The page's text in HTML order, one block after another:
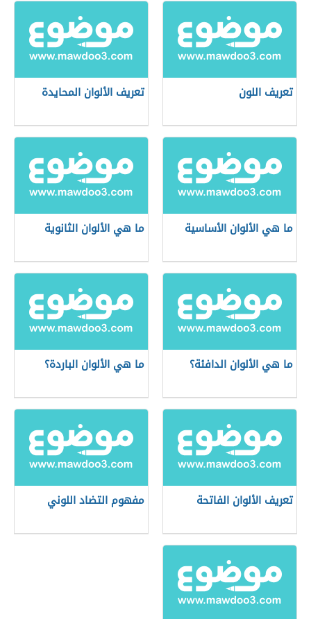
تعريف اللون تعريف الألوان المحايدة
ما هي الألوان الأساسية ما هي الألوان الثانوية
ما هي الألوان الدافئة؟ ما هي الألوان الباردة؟
تعريف الألوان الفاتحة مفهوم التضاد اللوني